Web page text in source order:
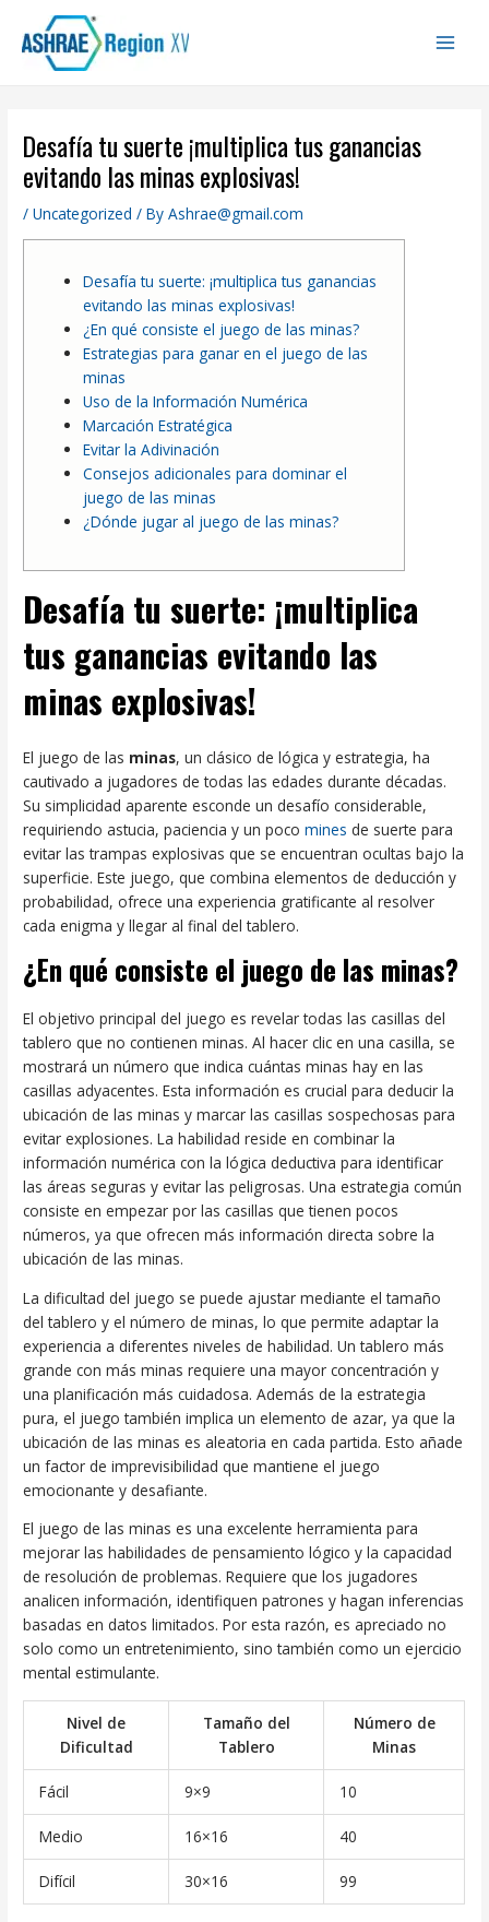
content
Desafía tu suerte ¡multiplica tus ganancias
evitando las minas explosivas!
/Uncategorized / ByAshrae@gmail.com
Desafía tu suerte: ¡multiplica tus ganancias
evitando las minas explosivas!
¿En qué consiste el juego de las minas?
Estrategias para ganar en el juego de las
minas
Uso de la Información Numérica
Marcación Estratégica
Evitar la Adivinación
Consejos adicionales para dominar el
juego de las minas
¿Dónde jugar al juego de las minas?
Desafía tu suerte: ¡multiplica
tus ganancias evitando las
minas explosivas!
El juego de las minas, un clásico de lógica y estrategia, ha
cautivado a jugadores de todas las edades durante décadas.
Su simplicidad aparente esconde un desafío considerable,
requiriendo astucia, paciencia y un pocomines de suerte para
evitar las trampas explosivas que se encuentran ocultas bajo la
superficie. Este juego, que combina elementos de deducción y
probabilidad, ofrece una experiencia gratificante al resolver
cada enigma y llegar al final del tablero.
¿En qué consiste el juego de las minas?
El objetivo principal del juego es revelar todas las casillas del
tablero que no contienen minas. Al hacer clic en una casilla, se
mostrará un número que indica cuántas minas hay en las
casillas adyacentes. Esta información es crucial para deducir la
ubicación de las minas y marcar las casillas sospechosas para
evitar explosiones. La habilidad reside en combinar la
información numérica con la lógica deductiva para identificar
las áreas seguras y evitar las peligrosas. Una estrategia común
consiste en empezar por las casillas que tienen pocos
números, ya que ofrecen más información directa sobre la
ubicación de las minas.
La dificultad del juego se puede ajustar mediante el tamaño
del tablero y el número de minas, lo que permite adaptar la
experiencia a diferentes niveles de habilidad. Un tablero más
grande con más minas requiere una mayor concentración y
una planificación más cuidadosa. Además de la estrategia
pura, el juego también implica un elemento de azar, ya que la
ubicación de las minas es aleatoria en cada partida. Esto añade
un factor de imprevisibilidad que mantiene el juego
emocionante y desafiante.
El juego de las minas es una excelente herramienta para
mejorar las habilidades de pensamiento lógico y la capacidad
de resolución de problemas. Requiere que los jugadores
analicen información, identifiquen patrones y hagan inferencias
basadas en datos limitados. Por esta razón, es apreciado no
solo como un entretenimiento, sino también como un ejercicio
mental estimulante.
Nivel de
Dificultad
Tamaño del
Tablero
Número de
Minas
Fácil 9×9 10
Medio 16×16 40
Difícil 30×16 99